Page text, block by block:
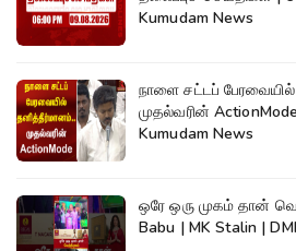
Kumudam News
நாளை சட்டப்
முதல்வரின்
Kumudam News
ஒரே ஒரு முகம் தான் வெற்றி முகம் |
Babu | MK Stalin |